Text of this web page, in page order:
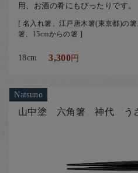
用、お酒の肴にもぴったりです。
[ 名入れ箸、江戸唐木箸(東京都)の
箸、15cmからの箸 ]
18cm 3,300円
Natsuno
山中塗 六角箸 神代 う